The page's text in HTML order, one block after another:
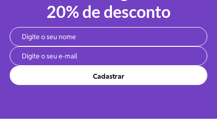
20% de desconto
Cadastrar